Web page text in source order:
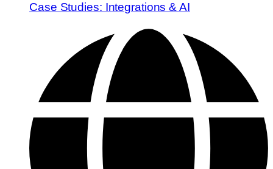
Case Studies: Integrations & AI